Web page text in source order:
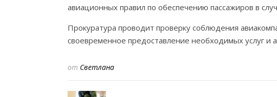
авиационных правил по обеспечению пассажиров в
Прокуратура проводит проверку соблюдения
своевременное предоставление необходимых услуг и
от Светлана